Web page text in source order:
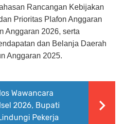
Rancangan Kebijakan
Prioritas Plafon Anggaran
Anggaran 2026, serta
dan Belanja Daerah
Anggaran 2025.
Wawancara
2026, Bupati
Pekerja